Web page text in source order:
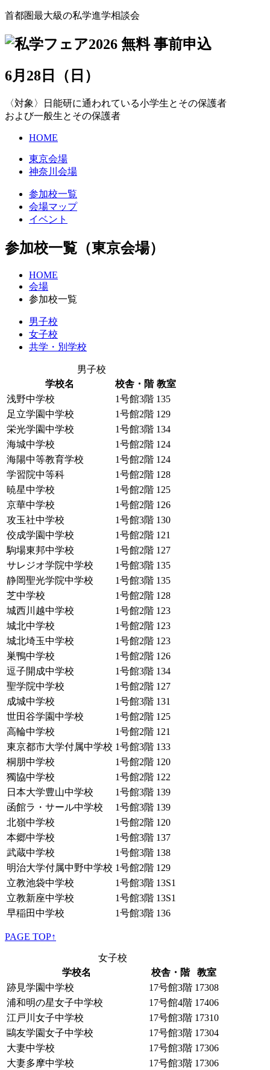
首都圏最大級の私学進学相談会
6月 28 日 （日 ）
〈対象〉日能研に通われている小学生とその保護者
および一般生とその保護者
HOME
東京会場
神奈川会場
参加校一覧
会場マップ
イベント
参加校一覧（東京会場）
HOME
会場
参加校一覧
男子校
女子校
共学・別学校
男子校
学校名
校舎・階 教室
浅野中学校
1号館3階 135
足立学園中学校
1号館2階 129
栄光学園中学校
1号館3階 134
海城中学校
1号館2階 124
海陽中等教育学校
1号館2階 124
学習院中等科
1号館2階 128
暁星中学校
1号館2階 125
京華中学校
1号館2階 126
攻玉社中学校
1号館3階 130
佼成学園中学校
1号館2階 121
駒場東邦中学校
1号館2階 127
サレジオ学院中学校
1号館3階 135
静岡聖光学院中学校
1号館3階 135
芝中学校
1号館2階 128
城西川越中学校
1号館2階 123
城北中学校
1号館2階 123
城北埼玉中学校
1号館2階 123
巣鴨中学校
1号館2階 126
逗子開成中学校
1号館3階 134
聖学院中学校
1号館2階 127
成城中学校
1号館3階 131
世田谷学園中学校
1号館2階 125
高輪中学校
1号館2階 121
東京都市大学付属中学校 1号館3階 133
桐朋中学校
1号館2階 120
獨協中学校
1号館2階 122
日本大学豊山中学校
1号館3階 139
函館ラ・サール中学校
1号館3階 139
北嶺中学校
1号館2階 120
本郷中学校
1号館3階 137
武蔵中学校
1号館3階 138
明治大学付属中野中学校 1号館2階 129
立教池袋中学校
1号館3階 13S1
立教新座中学校
1号館3階 13S1
早稲田中学校
1号館3階 136
PAGE TOP↑
女子校
学校名
校舎・階
教室
跡見学園中学校
17号館3階 17308
浦和明の星女子中学校
17号館4階 17406
江戸川女子中学校
17号館3階 17310
鷗友学園女子中学校
17号館3階 17304
大妻中学校
17号館3階 17306
大妻多摩中学校
17号館3階 17306